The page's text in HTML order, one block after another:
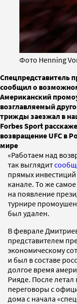
Фото Henning
Спецпредставитель
сообщил о
Американский
возглавляемый
трижды заезжал в
Forbes Sport
возвращение UFC в
мире
«Работаем над
так выглядит
прямых
канале. То же
на появление
турнире
был удален.
В феврале
представителем
экономическому
и был в составе
долгое время
Рияде. После
переговоры с
дома с начала